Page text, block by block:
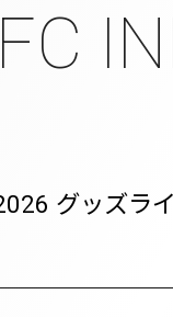
FC
グッズラ